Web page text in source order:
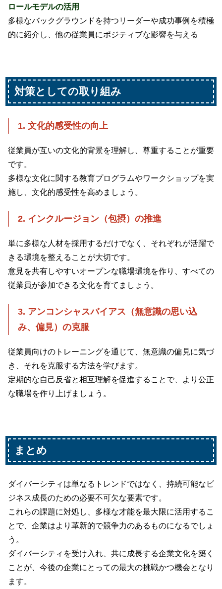
ロールモデルの活用
多様なバックグラウンドを持つリーダーや成功事例を積極
的に紹介し、他の従業員にポジティブな影響を与える
対策としての取り組み
1. 文化的感受性の向上
従業員が互いの文化的背景を理解し、尊重することが重要
です。
多様な文化に関する教育プログラムやワークショップを実
施し、文化的感受性を高めましょう。
2. インクルージョン（包摂）の推進
単に多様な人材を採用するだけでなく、それぞれが活躍で
きる環境を整えることが大切です。
意見を共有しやすいオープンな職場環境を作り、すべての
従業員が参加できる文化を育てましょう。
3. アンコンシャスバイアス（無意識の思い込
み、偏見）の克服
従業員向けのトレーニングを通じて、無意識の偏見に気づ
き、それを克服する方法を学びます。
定期的な自己反省と相互理解を促進することで、より公正
な職場を作り上げましょう。
まとめ
ダイバーシティは単なるトレンドではなく、持続可能なビ
ジネス成長のための必要不可欠な要素です。
これらの課題に対処し、多様な才能を最大限に活用するこ
とで、企業はより革新的で競争力のあるものになるでしょ
う。
ダイバーシティを受け入れ、共に成長する企業文化を築く
ことが、今後の企業にとっての最大の挑戦かつ機会となり
ます。